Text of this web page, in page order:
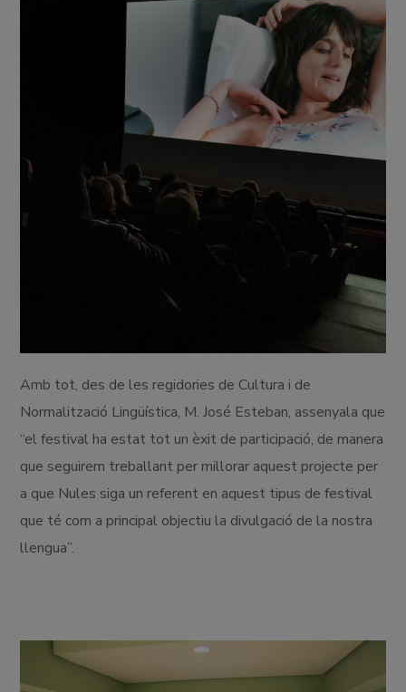
Amb tot, des de les regidories de Cultura i de
Normalització Lingüística, M. José Esteban, assenyala que
“el festival ha estat tot un èxit de participació, de manera
que seguirem treballant per millorar aquest projecte per
a que Nules siga un referent en aquest tipus de festival
que té com a principal objectiu la divulgació de la nostra
llengua”.